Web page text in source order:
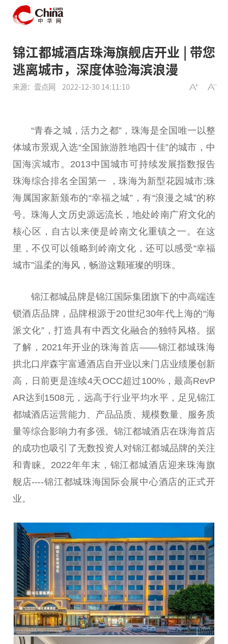
锦江都城酒店珠海旗舰店开业 | 带您
逃离城市，深度体验海滨浪漫
来源：壹点网 2022-12-30 14:11:10
“青春之城，活力之都”，珠海是全国唯一以整
体城市景观入选“全国旅游胜地四十佳”的城市，中
国海滨城市。2013中国城市可持续发展指数报告
珠海综合排名全国第一 ，珠海为新型花园城市;珠
海属国家新颁布的“幸福之城”，有“浪漫之城”的称
号。珠海人文历史源远流长，地处岭南广府文化的
核心区，自古以来便是岭南文化重镇之一。在这
里，不仅可以领略到岭南文化，还可以感受“幸福
城市”温柔的海风，畅游这颗璀璨的明珠。
锦江都城品牌是锦江国际集团旗下的中高端连
锁酒店品牌，品牌根源于20世纪30年代上海的“海
派文化”，打造具有中西文化融合的独特风格。据
了解，2021年开业的珠海首店——锦江都城珠海
拱北口岸森宇富通酒店自开业以来门店业绩屡创新
高，日前更是连续4天OCC超过100%，最高RevP
AR达到1508元，远高于行业平均水平，足见锦江
都城酒店运营能力、产品品质、规模数量、服务质
量等综合影响力有多强。锦江都城酒店在珠海首店
的成功也吸引了无数投资人对锦江都城品牌的关注
和青睐。2022年年末，锦江都城酒店迎来珠海旗
舰店----锦江都城珠海国际会展中心酒店的正式开
业。